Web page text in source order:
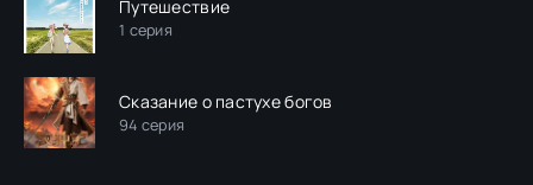
Путешествие
1 серия
Сказание о пастухе богов
94 серия